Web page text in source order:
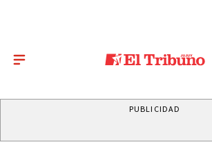
PUBLICIDAD